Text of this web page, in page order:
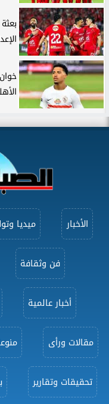
الأخبار ميديا
فن وثقافة
أخبار عالمية
مقالات ورأى
تحقيقات وتقارير